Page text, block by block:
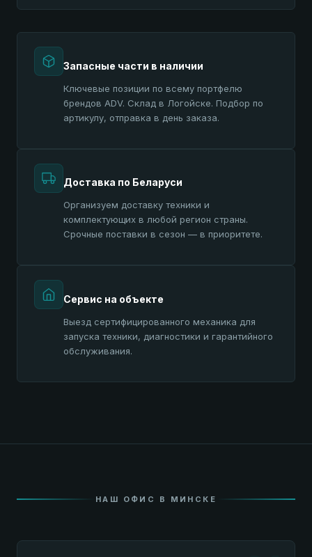
Запасные части в наличии
Ключевые позиции по всему портфелю
брендов ADV. Склад в Логойске. Подбор по
артикулу, отправка в день заказа.
Доставка по Беларуси
Организуем доставку техники и
комплектующих в любой регион страны.
Срочные поставки в сезон — в приоритете.
Сервис на объекте
Выезд сертифицированного механика для
запуска техники, диагностики и гарантийного
обслуживания.
НАШ ОФИС В МИНСКЕ